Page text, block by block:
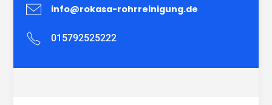
info@rokasa-rohrreinigung.de
015792525222